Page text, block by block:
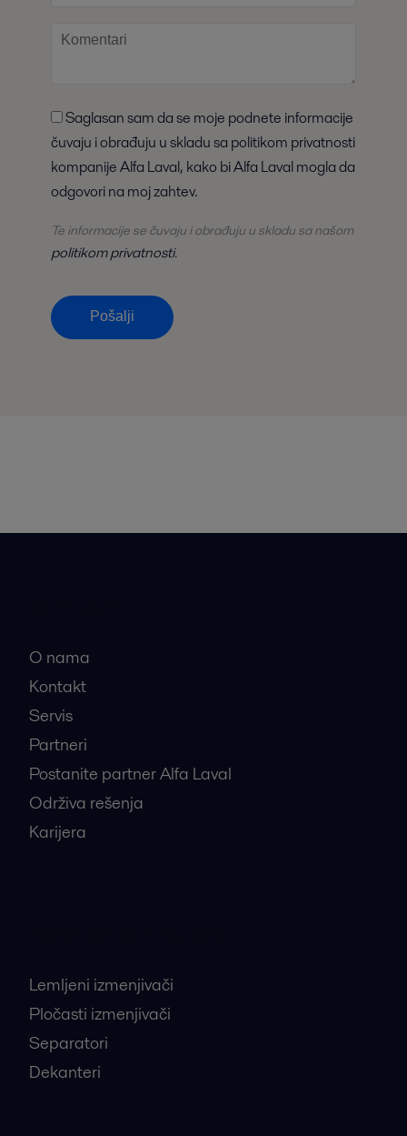
čuvaju i obrađuju u skladu sa politikom privatnosti
kompanije Alfa Laval, kako bi Alfa Laval mogla da
odgovori na moj zahtev.
Te informacije se čuvaju i obrađuju u skladu sa našom
politikom privatnosti.
Pošalji
O nama
Kontakt
Servis
Partneri
Postanite partner Alfa Laval
Održiva rešenja
Karijera
Lemljeni izmenjivači
Pločasti izmenjivači
Separatori
Dekanteri